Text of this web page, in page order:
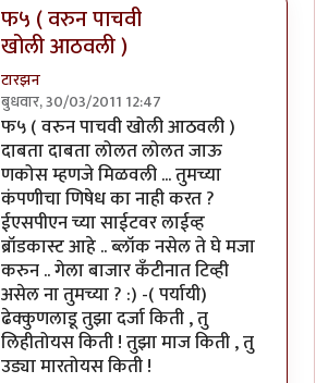
फ५ ( वरुन पाचवी
खोली आठवली )
टारझन
बुधवार, 30/03/2011 12:47
In reply toआहे पण आम्ही हपिसात बसून फ५
फ५ ( वरुन पाचवी खोली आठवली )
दाबता दाबता लोलत लोलत जाऊ
णकोस म्हणजे मिळवली ... तुमच्या
कंपणीचा णिषेध का नाही करत ?
ईएसपीएन च्या साईटवर लाईव्ह
ब्रॉडकास्ट आहे .. ब्लॉक नसेल ते घे मजा
करुन .. गेला बाजार कँटीनात टिव्ही
असेल ना तुमच्या ? :) -( पर्यायी)
ढेक्कुणलाडू तुझा दर्जा किती , तु
लिहीतोयस किती ! तुझा माज किती , तु
उड्या मारतोयस किती !